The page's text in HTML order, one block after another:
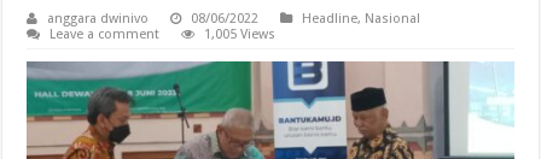
anggara dwinivo 08/06/2022 Headline, Nasional
Leave a comment
1,005 Views